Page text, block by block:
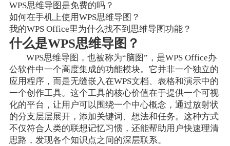
WPS思维导图是免费的吗？
如何在手机上使用WPS思维导图？
我的WPS Office里为什么找不到思维导图功能？
什么是WPS思维导图？
WPS思维导图，也被称为“脑图”，是WPS Office办
公软件中一个高度集成的功能模块。它并非一个独立的
应用程序，而是无缝嵌入在WPS文档、表格和演示中的
一个创作工具。这个工具的核心价值在于提供一个可视
化的平台，让用户可以围绕一个中心概念，通过放射状
的分支层层展开，添加关键词、想法和任务。这种方式
不仅符合人类的联想记忆习惯，还能帮助用户快速理清
思路，发现各个知识点之间的深层联系。